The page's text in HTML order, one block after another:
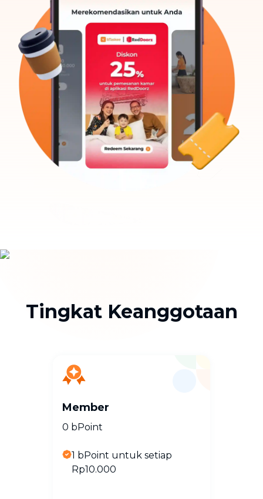
Tingkat Keanggotaan
Member
0 bPoint
1 bPoint untuk setiap
Rp10.000